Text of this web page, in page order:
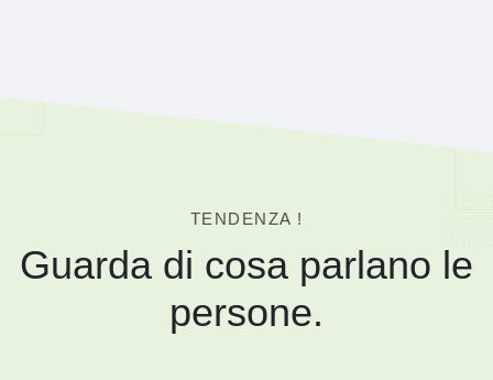
TENDENZA !
Guarda di cosa parlano le
persone.